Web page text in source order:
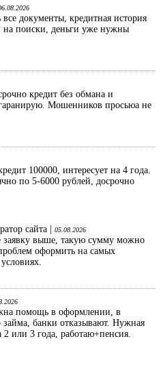
документы, кредитная история
на поиски, деньги уже нужны
кредит без обмана и
Мошенников просьюа не
100000, интересует на 4 года.
по 5-6000 рублей, досрочно
сайта |
05.08.2026
заявку выше, такую сумму можно
оформить на самых
помощь в оформлении, в
банки отказывают. Нужная
или 3 года, работаю+пенсия.